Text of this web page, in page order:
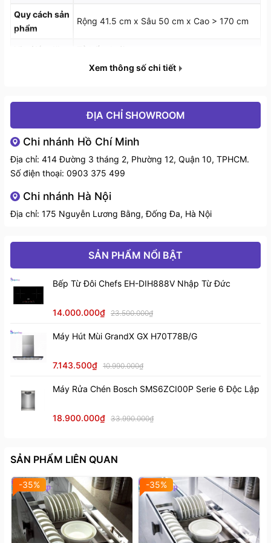
-Tủ trang bị 6 tầng 12 ngăn mang đến trải nghiệm
không gian vô cùng rộng rãi, giúp bạn lưu trữ được
những chai rượu, nước ngọt, vật dụng hay cả những
túi nguyên liệu. Tất cả sẽ được bảo quản an toàn
trong tủ MC040645 một cách gọn gàng, bạn sẽ
trước nữa.
-Bề mặt sáng bóng khó bám bẩn, dễ dàng vệ sinh
bằng một chiếc khăn ẩm.
Quy cách sản
phẩm
Rộng 41.5 cm x Sâu 50 cm x Cao > 170 cm
Vị trí lắp đặt
Tủ bếp dưới
Xem thông số chi tiết
ĐỊA CHỈ SHOWROOM
Chi nhánh Hồ Chí Minh
Địa chỉ: 414 Đường 3 tháng 2, Phường 12, Quận 10, TPHCM.
Số điện thoại: 0903 375 499
Chi nhánh Hà Nội
Địa chỉ: 175 Nguyễn Lương Bằng, Đống Đa, Hà Nội
SẢN PHẨM NỔI BẬT
Bếp Từ Đôi Chefs EH-DIH888V Nhập Từ Đức
14.000.000₫ 23.500.000₫
Máy Hút Mùi GrandX GX H70T78B/G
7.143.500₫ 10.990.000₫
Máy Rửa Chén Bosch SMS6ZCI00P Serie 6 Độc Lập
18.900.000₫ 33.990.000₫
SẢN PHẨM LIÊN QUAN
-35% -35%